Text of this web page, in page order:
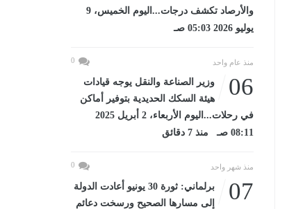
والأرصاد تكشف درجات...اليوم الخميس، 9
يوليو 2026 05:03 صـ
منذ عام واحد 0
06
وزير الصناعة والنقل يوجه قيادات
هيئة السكك الحديدية بتوفير أماكن
في رحلات...اليوم الأربعاء، 2 أبريل 2025
08:11 صـ منذ 7 دقائق
منذ شهر واحد 0
07
برلماني: ثورة 30 يونيو أعادت الدولة
إلى مسارها الصحيح ورسخت دعائم